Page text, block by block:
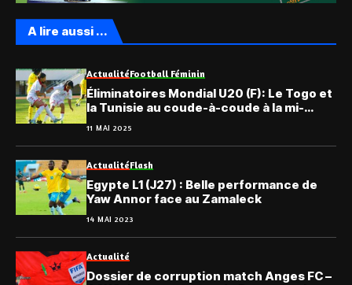
A lire aussi ...
ActualitéFootball Féminin
Éliminatoires Mondial U20 (F): Le Togo et
la Tunisie au coude-à-coude à la mi-
temps
11 MAI 2025
ActualitéFlash
Egypte L1 (J27) : Belle performance de
Yaw Annor face au Zamaleck
14 MAI 2023
Actualité
Dossier de corruption match Anges FC –